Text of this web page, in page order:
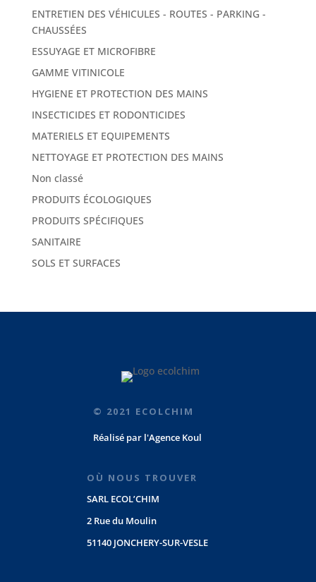
ENTRETIEN DES VÉHICULES - ROUTES - PARKING -
CHAUSSÉES
ESSUYAGE ET MICROFIBRE
GAMME VITINICOLE
HYGIENE ET PROTECTION DES MAINS
INSECTICIDES ET RODONTICIDES
MATERIELS ET EQUIPEMENTS
NETTOYAGE ET PROTECTION DES MAINS
Non classé
PRODUITS ÉCOLOGIQUES
PRODUITS SPÉCIFIQUES
SANITAIRE
SOLS ET SURFACES
© 2021 ECOLCHIM
Réalisé par l'Agence Koul
OÙ NOUS TROUVER
SARL ECOL’CHIM
2 Rue du Moulin
51140 JONCHERY-SUR-VESLE